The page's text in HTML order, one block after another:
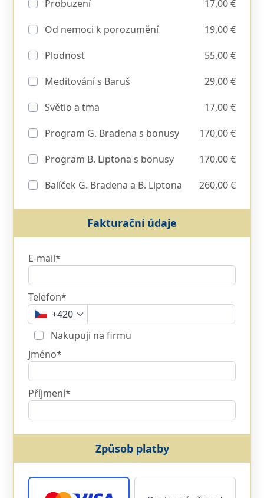
Probuzení
17,00 €
Od nemoci k porozumění
19,00 €
Plodnost
55,00 €
Meditování s Baruš
29,00 €
Světlo a tma
17,00 €
Program G. Bradena s bonusy
170,00 €
Program B. Liptona s bonusy
170,00 €
Balíček G. Bradena a B. Liptona
260,00 €
Fakturační údaje
E-mail*
Telefon*
+420
Nakupuji na firmu
Jméno*
Příjmení*
Způsob platby